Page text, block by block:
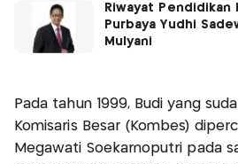
Riwayat Pendidikan
Purbaya Yudhi
Mulyani
Pada tahun 1999, Budi yang
Komisaris Besar (Kombes)
Megawati Soekarnoputri pada